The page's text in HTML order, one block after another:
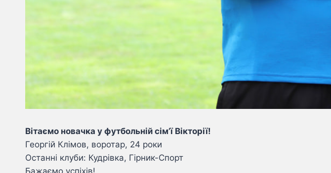
Вітаємо новачка у футбольній сім’ї Вікторії!
Георгій Клімов, воротар, 24 роки
Останні клуби: Кудрівка, Гірник-Спорт
Бажаємо успіхів!